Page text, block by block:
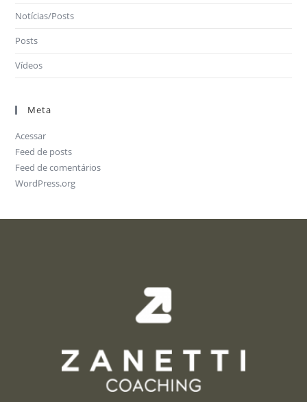
Notícias/Posts
Posts
Vídeos
Meta
Acessar
Feed de posts
Feed de comentários
WordPress.org